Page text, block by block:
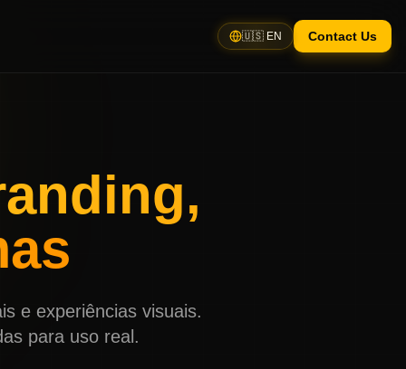
🇺🇸 EN Contact Us
e experiências visuais.
para uso real.